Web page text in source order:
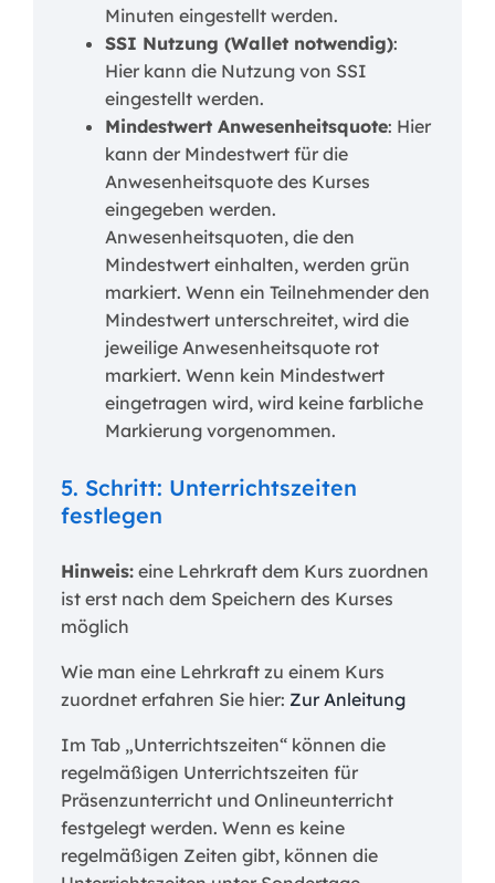
Minuten eingestellt werden.
SSI Nutzung (Wallet notwendig):
Hier kann die Nutzung von SSI
eingestellt werden.
Mindestwert Anwesenheitsquote: Hier
kann der Mindestwert für die
Anwesenheitsquote des Kurses
eingegeben werden.
Anwesenheitsquoten, die den
Mindestwert einhalten, werden grün
markiert. Wenn ein Teilnehmender den
Mindestwert unterschreitet, wird die
jeweilige Anwesenheitsquote rot
markiert. Wenn kein Mindestwert
eingetragen wird, wird keine farbliche
Markierung vorgenommen.
5. Schritt: Unterrichtszeiten
festlegen
Hinweis: eine Lehrkraft dem Kurs zuordnen
ist erst nach dem Speichern des Kurses
möglich
Wie man eine Lehrkraft zu einem Kurs
zuordnet erfahren Sie hier: Zur Anleitung
Im Tab „Unterrichtszeiten“ können die
regelmäßigen Unterrichtszeiten für
Präsenzunterricht und Onlineunterricht
festgelegt werden. Wenn es keine
regelmäßigen Zeiten gibt, können die